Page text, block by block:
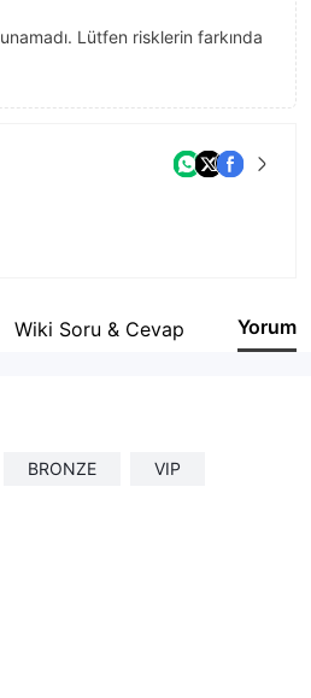
Lütfen risklerin farkında
Wiki Soru & Cevap Yorum
BRONZE VIP